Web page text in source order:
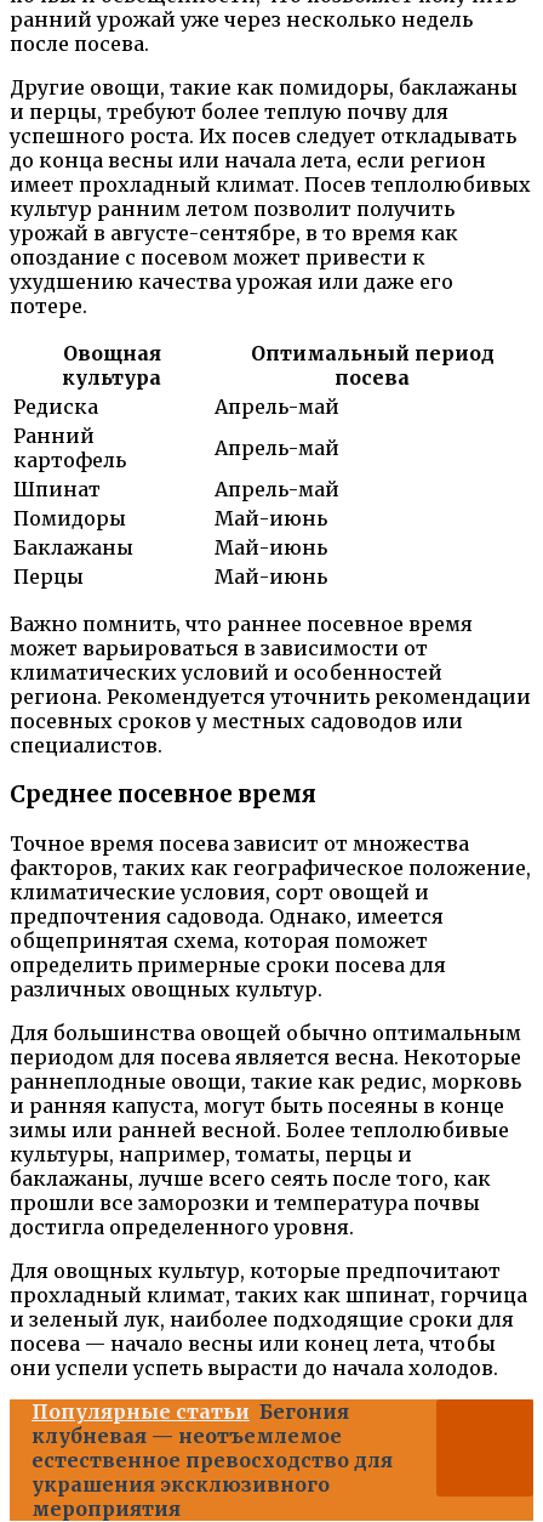
ранний урожай уже через несколько недель
после посева.
Другие овощи, такие как помидоры, баклажаны
и перцы, требуют более теплую почву для
успешного роста. Их посев следует откладывать
до конца весны или начала лета, если регион
имеет прохладный климат. Посев теплолюбивых
культур ранним летом позволит получить
урожай в августе-сентябре, в то время как
опоздание с посевом может привести к
ухудшению качества урожая или даже его
потере.
Овощная
культура
Оптимальный период
посева
Редиска
Апрель-май
Ранний
картофель
Апрель-май
Шпинат
Апрель-май
Помидоры
Май-июнь
Баклажаны
Май-июнь
Перцы
Май-июнь
Важно помнить, что раннее посевное время
может варьироваться в зависимости от
климатических условий и особенностей
региона. Рекомендуется уточнить рекомендации
посевных сроков у местных садоводов или
специалистов.
Среднее посевное время
Точное время посева зависит от множества
факторов, таких как географическое положение,
климатические условия, сорт овощей и
предпочтения садовода. Однако, имеется
общепринятая схема, которая поможет
определить примерные сроки посева для
различных овощных культур.
Для большинства овощей обычно оптимальным
периодом для посева является весна. Некоторые
раннеплодные овощи, такие как редис, морковь
и ранняя капуста, могут быть посеяны в конце
зимы или ранней весной. Более теплолюбивые
культуры, например, томаты, перцы и
баклажаны, лучше всего сеять после того, как
прошли все заморозки и температура почвы
достигла определенного уровня.
Для овощных культур, которые предпочитают
прохладный климат, таких как шпинат, горчица
и зеленый лук, наиболее подходящие сроки для
посева — начало весны или конец лета, чтобы
они успели успеть вырасти до начала холодов.
Популярные статьи Бегония
клубневая — неотъемлемое
естественное превосходство для
украшения эксклюзивного
мероприятия